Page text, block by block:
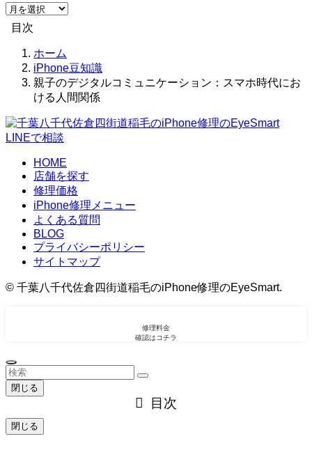
ア
ー目次
ホーム
iPhone豆知識
親子のデジタルコミュニケーション：スマホ時代にお
ける人間関係
LINEで相談
HOME
店舗を探す
修理価格
iPhone修理メニュー
よくある質問
BLOG
プライバシーポリシー
サイトマップ
© 千葉八千代佐倉四街道稲毛のiPhone修理のEyeSmart.
修理料金
確認はコチラ
閉じる
目次
閉じる